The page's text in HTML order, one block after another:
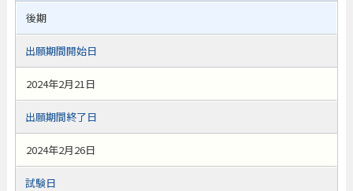
後期
出願期間開始日
2024年2月21日
出願期間終了日
2024年2月26日
試験日